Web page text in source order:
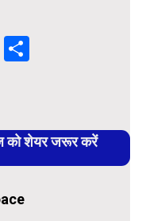
Copy
को शेयर जरूर करें